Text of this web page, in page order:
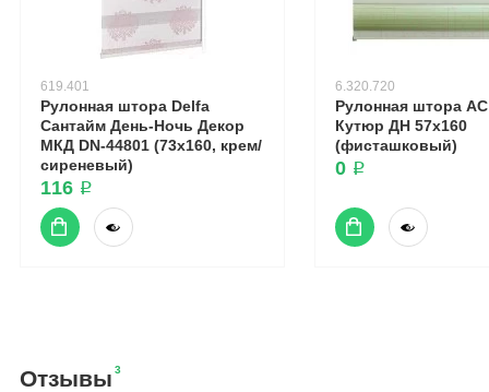
619.401
Рулонная штора Delfa
Сантайм День-Ночь Декор
МКД DN-44801 (73x160, крем/
сиреневый)
116 ₽
6.320.720
Рулонная штора
Кутюр ДН 57x160
(фисташковый)
0 ₽
Отзывы 3